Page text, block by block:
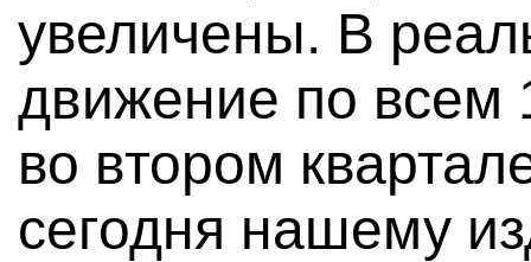
увеличены. В
движение по всем
во втором
сегодня нашему